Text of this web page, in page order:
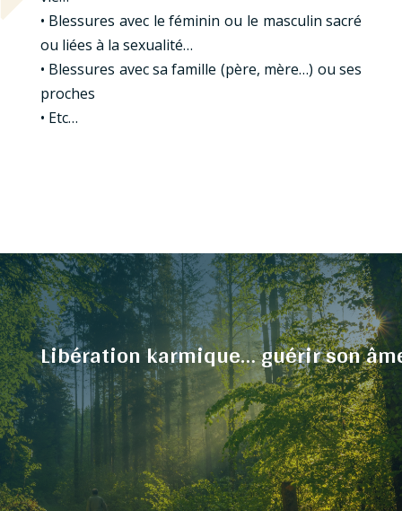
• Blessures avec le féminin ou le masculin sacré
ou liées à la sexualité…
• Blessures avec sa famille (père, mère…) ou ses
proches
• Etc…
Libération karmique… guérir son